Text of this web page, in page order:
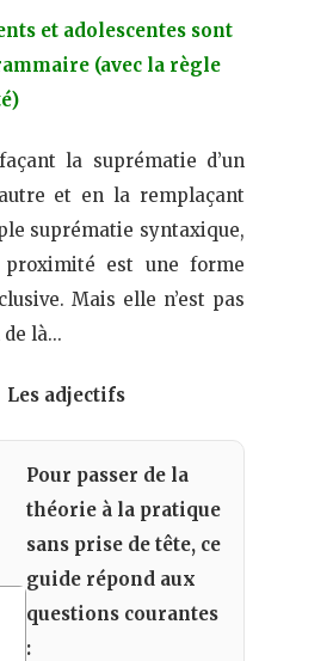
et adolescentes sont
(avec la règle
la suprématie d’un
et en la remplaçant
suprématie syntaxique,
est une forme
Mais elle n’est pas
de là…
Les adjectifs
Pour passer de la
théorie à la pratique
sans prise de tête, ce
guide répond aux
questions courantes
: